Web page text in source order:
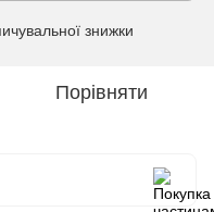
знижки
Порівняти